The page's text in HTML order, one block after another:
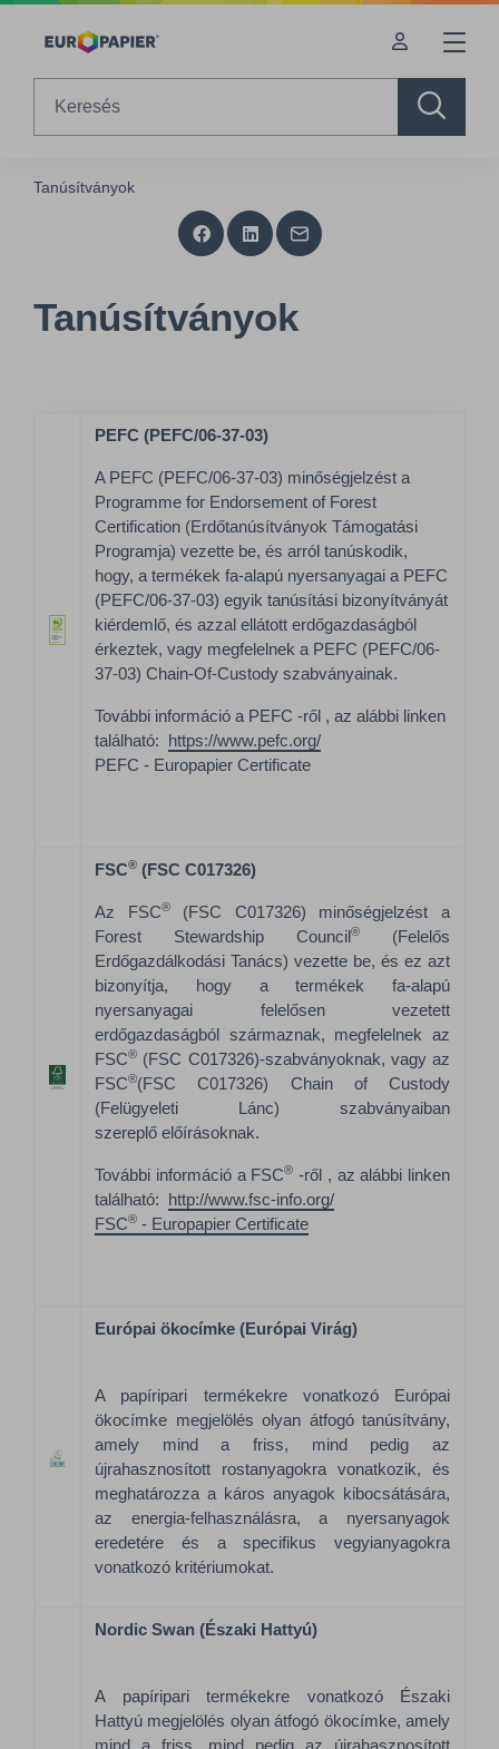
Table Of Content
Tanúsítványok
Tanúsítványok
Tanúsítványok
PEFC (PEFC/06-37-03)
A PEFC (PEFC/06-37-03) minőségjelzést a
Programme for Endorsement of Forest
Certification (Erdőtanúsítványok Támogatási
Programja) vezette be, és arról tanúskodik,
hogy, a termékek fa-alapú nyersanyagai a PEFC
(PEFC/06-37-03) egyik tanúsítási bizonyítványát
kiérdemlő, és azzal ellátott erdőgazdaságból
érkeztek, vagy megfelelnek a PEFC (PEFC/06-
37-03) Chain-Of-Custody szabványainak.
További információ a PEFC -ről , az alábbi linken
található: https://www.pefc.org/
PEFC - Europapier Certificate
FSC® (FSC C017326)
Az FSC®(FSC C017326) minőségjelzést a
Forest Stewardship Council®
(Felelős
Erdőgazdálkodási Tanács) vezette be, és ez azt
bizonyítja, hogy a termékek fa-alapú
nyersanyagai felelősen vezetett
erdőgazdaságból származnak, megfelelnek az
FSC® (FSC C017326)-szabványoknak, vagy az
FSC®(FSC C017326) Chain of Custody
(Felügyeleti Lánc) szabványaiban
szereplő előírásoknak.
További információ a FSC® -ről , az alábbi linken
található: http://www.fsc-info.org/
FSC® - Europapier Certificate
Európai ökocímke (Európai Virág)
A papíripari termékekre vonatkozó Európai
ökocímke megjelölés olyan átfogó tanúsítvány,
amely mind a friss, mind pedig az
újrahasznosított rostanyagokra vonatkozik, és
meghatározza a káros anyagok kibocsátására,
az energia-felhasználásra, a nyersanyagok
eredetére és a specifikus vegyianyagokra
vonatkozó kritériumokat.
Nordic Swan (Északi Hattyú)
A papíripari termékekre vonatkozó Északi
Hattyú megjelölés olyan átfogó ökocímke, amely
mind a friss, mind pedig az újrahasznosított